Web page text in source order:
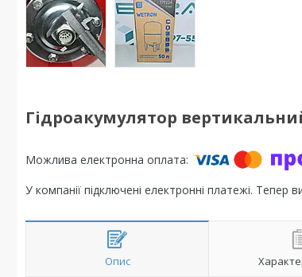
Гідроакумулятор
У компанії підключені електронні платежі.
Опис